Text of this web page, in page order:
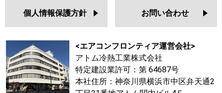
個人情報保護方針 お問い合わせ
<エアコンフロンティア運営会社>
アトム冷熱工業株式会社
特定建設業許可：第 64687号
本社住所：神奈川県横浜市中区弁天通2